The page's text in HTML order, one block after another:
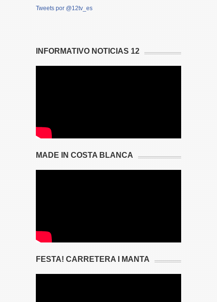
Tweets por @12tv_es
INFORMATIVO NOTICIAS 12
MADE IN COSTA BLANCA
FESTA! CARRETERA I MANTA